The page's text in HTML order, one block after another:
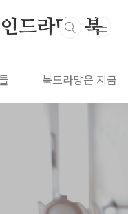
드라망, 북
북드라망은 지금